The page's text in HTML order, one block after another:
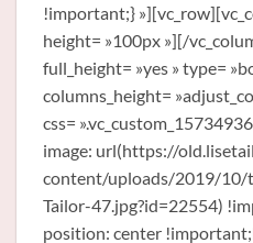
!important;}
height= »100px »][/
full_height= »yes » type=
columns_height=
css=
image: url(https://
content/uploads/2019/10/
Tailor-47.jpg?id=22554)
position: center